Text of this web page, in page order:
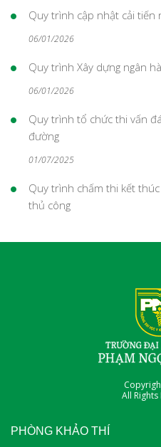
Quy trình cập nhật cải tiến
06/01/2026
Quy trình Xây dựng ngân
06/01/2026
Quy trình tổ chức thi vấn
đường
01/07/2025
Quy trình chấm thi kết
thủ công
All Rights
PHÒNG KHẢO THÍ